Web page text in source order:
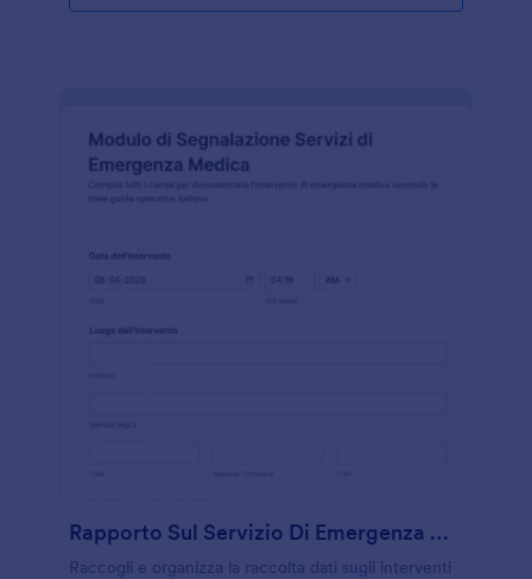
Rapporto Sul Servizio Di Emergenza Medica Sul Terreno
Raccogli e organizza la raccolta dati sugli interventi